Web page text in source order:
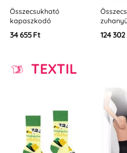
Összecsukható
zuhanyülőke tartókkal,
matt rozsdamentes acél
124 302 Ft 4 662
TEXTIL